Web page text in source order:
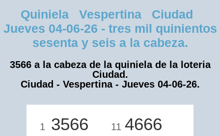
Quiniela Vespertina Ciudad
Jueves 04-06-26 - tres mil quinientos
sesenta y seis a la cabeza.
3566 a la cabeza de la quiniela de la loteria
Ciudad.
Ciudad - Vespertina - Jueves 04-06-26.
1 3566 11 4666